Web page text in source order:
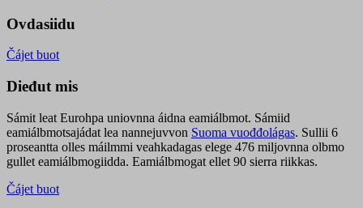
Ovdasiidu
Čájet buot
Dieđut mis
Sámit leat Eurohpa uniovnna áidna eamiálbmot. Sámiid
eamiálbmotsajádat lea nannejuvvon Suoma vuođđolágas. Sullii 6
proseantta olles máilmmi veahkadagas elege 476 miljovnna olbmo
gullet eamiálbmogiidda. Eamiálbmogat ellet 90 sierra riikkas.
Čájet buot